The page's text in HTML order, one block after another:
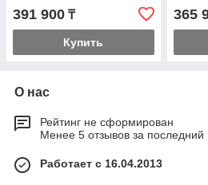
DAEWOO DGB-300
391 900 ₸
Купить
365
О нас
Рейтинг не сформирован
Менее 5 отзывов за последний
Работает с 16.04.2013